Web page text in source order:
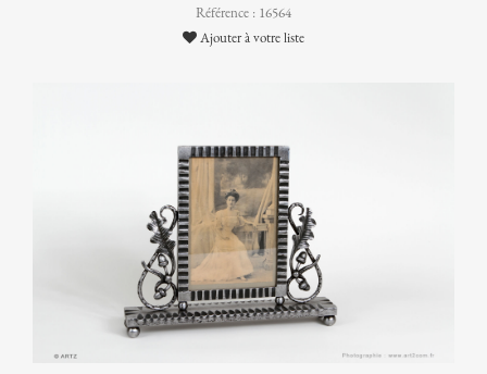
Référence : 16564
Ajouter à votre liste